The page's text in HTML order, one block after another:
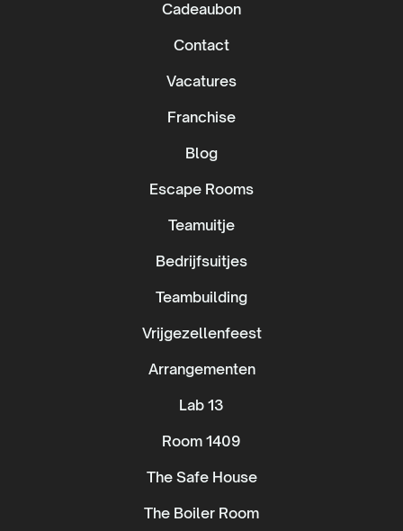
Cadeaubon
Contact
Vacatures
Franchise
Blog
Escape Rooms
Teamuitje
Bedrijfsuitjes
Teambuilding
Vrijgezellenfeest
Arrangementen
Lab 13
Room 1409
The Safe House
The Boiler Room